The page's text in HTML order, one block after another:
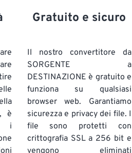
è
i
Gratuito e sicuro
Il nostro convertitore da
SORGENTE a
DESTINAZIONE è gratuito e
funziona su qualsiasi
browser web. Garantiamo
sicurezza e privacy dei file. I
file sono protetti con
crittografia SSL a 256 bit e
vengono eliminati